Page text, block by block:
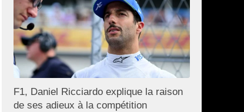
F1, Daniel Ricciardo explique la raison
de ses adieux à la compétition